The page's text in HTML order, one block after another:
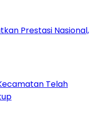
Prestasi Nasional,
Telah